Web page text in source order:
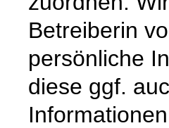
Betreiberin
persönliche
diese ggf.